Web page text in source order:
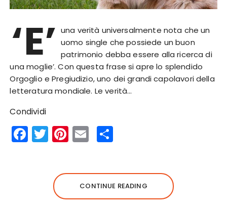
‘E’ una verità universalmente nota che un
uomo single che possiede un buon
patrimonio debba essere alla ricerca di
una moglie’. Con questa frase si apre lo splendido
Orgoglio e Pregiudizio, uno dei grandi capolavori della
letteratura mondiale. Le verità…
Condividi
F
a
T
w
te
r
Pi
n
re
st
E
m
l re
CONTINUE READING